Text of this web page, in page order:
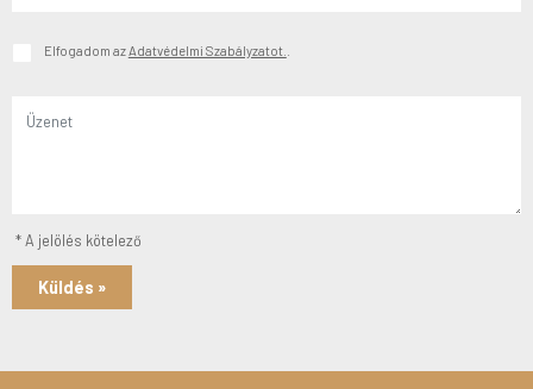
Elfogadom az Adatvédelmi Szabályzatot.
* A jelölés kötelező
Küldés »